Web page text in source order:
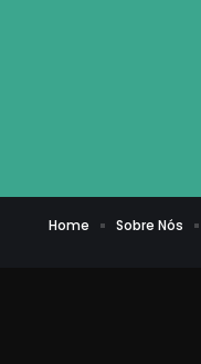
Home Sobre Nós